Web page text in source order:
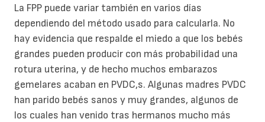
La FPP puede variar también en varios días
dependiendo del método usado para calcularla. No
hay evidencia que respalde el miedo a que los bebés
grandes pueden producir con más probabilidad una
rotura uterina, y de hecho muchos embarazos
gemelares acaban en PVDC,s. Algunas madres PVDC
han parido bebés sanos y muy grandes, algunos de
los cuales han venido tras hermanos mucho más